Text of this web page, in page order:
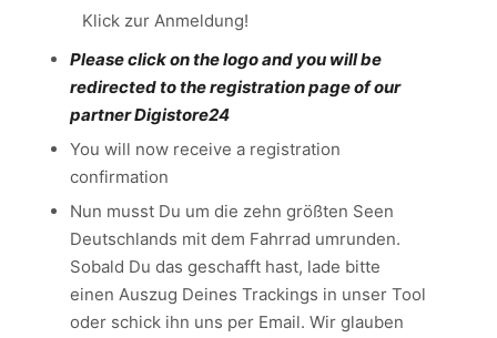
Klick zur Anmeldung!
Please click on the logo and you will be
redirected to the registration page of our
partner Digistore24
You will now receive a registration
confirmation
Nun musst Du um die zehn größten Seen
Deutschlands mit dem Fahrrad umrunden.
Sobald Du das geschafft hast, lade bitte
einen Auszug Deines Trackings in unser Tool
oder schick ihn uns per Email. Wir glauben